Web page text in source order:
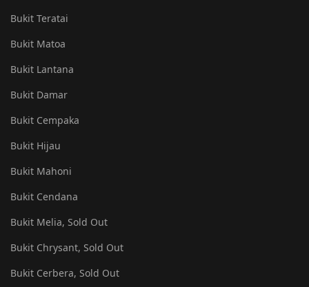
Bukit Teratai
Bukit Matoa
Bukit Lantana
Bukit Damar
Bukit Cempaka
Bukit Hijau
Bukit Mahoni
Bukit Cendana
Bukit Melia, Sold Out
Bukit Chrysant, Sold Out
Bukit Cerbera, Sold Out